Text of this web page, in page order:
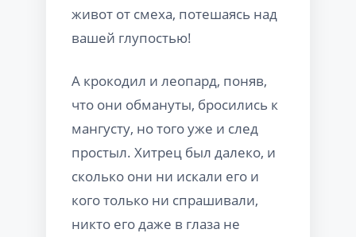
живот от смеха, потешаясь над
вашей глупостью!
А крокодил и леопард, поняв,
что они обмануты, бросились к
мангусту, но того уже и след
простыл. Хитрец был далеко, и
сколько они ни искали его и
кого только ни спрашивали,
никто его даже в глаза не